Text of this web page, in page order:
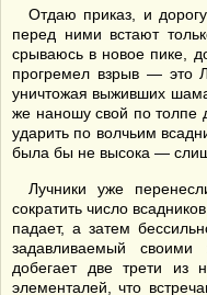
Отдаю приказ, и
перед ними встают
срываюсь в новое пике,
прогремел взрыв — это
уничтожая выживших
же наношу свой по толпе
ударить по волчьим
была бы не высока —
Лучники уже
сократить число
падает, а затем
задавливаемый
добегает две трети из
элементалей, что